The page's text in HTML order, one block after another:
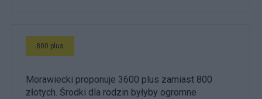
800 plus
Morawiecki proponuje 3600 plus zamiast 800
złotych. Środki dla rodzin byłyby ogromne